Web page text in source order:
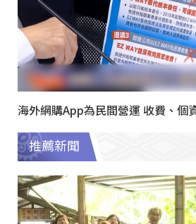
海外網購App為民間營運 收費、個
推薦新聞